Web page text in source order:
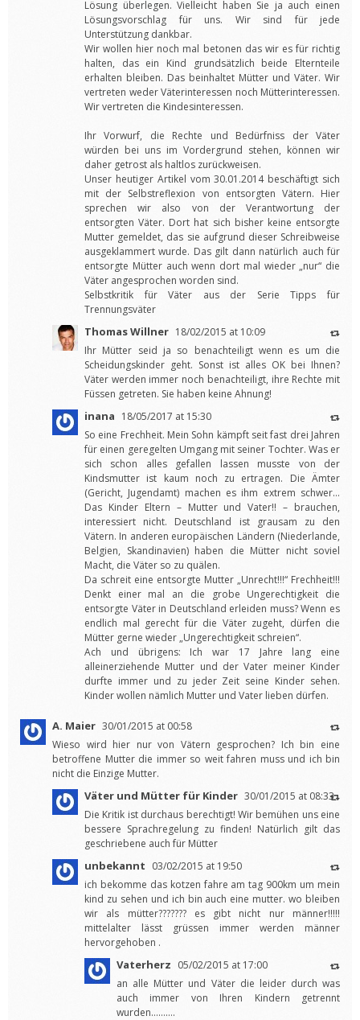
Lösung überlegen. Vielleicht haben Sie ja auch einen
Lösungsvorschlag für uns. Wir sind für jede
Unterstützung dankbar.
Wir wollen hier noch mal betonen das wir es für richtig
halten, das ein Kind grundsätzlich beide Elternteile
erhalten bleiben. Das beinhaltet Mütter und Väter. Wir
vertreten weder Väterinteressen noch Mütterinteressen.
Wir vertreten die Kindesinteressen.
Ihr Vorwurf, die Rechte und Bedürfniss der Väter
würden bei uns im Vordergrund stehen, können wir
daher getrost als haltlos zurückweisen.
Unser heutiger Artikel vom 30.01.2014 beschäftigt sich
mit der Selbstreflexion von entsorgten Vätern. Hier
sprechen wir also von der Verantwortung der
entsorgten Väter. Dort hat sich bisher keine entsorgte
Mutter gemeldet, das sie aufgrund dieser Schreibweise
ausgeklammert wurde. Das gilt dann natürlich auch für
entsorgte Mütter auch wenn dort mal wieder „nur“ die
Väter angesprochen worden sind.
Selbstkritik für Väter aus der Serie Tipps für
Trennungsväter
Thomas Willner 18/02/2015 at 10:09
Ihr Mütter seid ja so benachteiligt wenn es um die
Scheidungskinder geht. Sonst ist alles OK bei Ihnen?
Väter werden immer noch benachteiligt, ihre Rechte mit
Füssen getreten. Sie haben keine Ahnung!
inana 18/05/2017 at 15:30
So eine Frechheit. Mein Sohn kämpft seit fast drei Jahren
für einen geregelten Umgang mit seiner Tochter. Was er
sich schon alles gefallen lassen musste von der
Kindsmutter ist kaum noch zu ertragen. Die Ämter
(Gericht, Jugendamt) machen es ihm extrem schwer…
Das Kinder Eltern – Mutter und Vater!! – brauchen,
interessiert nicht. Deutschland ist grausam zu den
Vätern. In anderen europäischen Ländern (Niederlande,
Belgien, Skandinavien) haben die Mütter nicht soviel
Macht, die Väter so zu quälen.
Da schreit eine entsorgte Mutter „Unrecht!!!“ Frechheit!!!
Denkt einer mal an die grobe Ungerechtigkeit die
entsorgte Väter in Deutschland erleiden muss? Wenn es
endlich mal gerecht für die Väter zugeht, dürfen die
Mütter gerne wieder „Ungerechtigkeit schreien“.
Ach und übrigens: Ich war 17 Jahre lang eine
alleinerziehende Mutter und der Vater meiner Kinder
durfte immer und zu jeder Zeit seine Kinder sehen.
Kinder wollen nämlich Mutter und Vater lieben dürfen.
A. Maier 30/01/2015 at 00:58
Wieso wird hier nur von Vätern gesprochen? Ich bin eine
betroffene Mutter die immer so weit fahren muss und ich bin
nicht die Einzige Mutter.
Väter und Mütter für Kinder 30/01/2015 at 08:33
Die Kritik ist durchaus berechtigt! Wir bemühen uns eine
bessere Sprachregelung zu finden! Natürlich gilt das
geschriebene auch für Mütter
unbekannt 03/02/2015 at 19:50
ich bekomme das kotzen fahre am tag 900km um mein
kind zu sehen und ich bin auch eine mutter. wo bleiben
wir als mütter??????? es gibt nicht nur männer!!!!!
mittelalter lässt grüssen immer werden männer
hervorgehoben .
Vaterherz 05/02/2015 at 17:00
an alle Mütter und Väter die leider durch was
auch immer von Ihren Kindern getrennt
wurden……….